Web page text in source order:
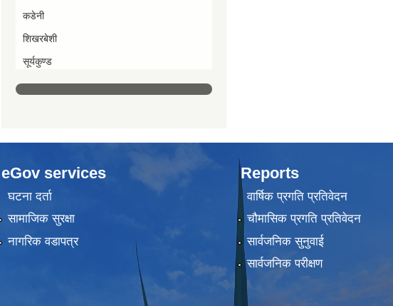
कडेनी
शिखरबेशी
सूर्यकुण्ड
eGov services
घटना दर्ता
सामाजिक सुरक्षा
नागरिक वडापत्र
Reports
वार्षिक प्रगति प्रतिवेदन
चौमासिक प्रगति प्रतिवेदन
सार्वजनिक सुनुवाई
सार्वजनिक परीक्षण